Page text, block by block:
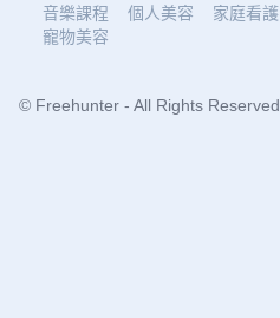
音樂課程
個人美容 家庭看護
寵物美容
© Freehunter - All Rights Reserved